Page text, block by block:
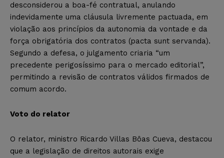
desconsiderou a boa-fé contratual, anulando
indevidamente uma cláusula livremente pactuada, em
violação aos princípios da autonomia da vontade e da
força obrigatória dos contratos (pacta sunt servanda).
Segundo a defesa, o julgamento criaria “um
precedente perigosíssimo para o mercado editorial”,
permitindo a revisão de contratos válidos firmados de
comum acordo.
Voto do relator
O relator, ministro Ricardo Villas Bôas Cueva, destacou
que a legislação de direitos autorais exige